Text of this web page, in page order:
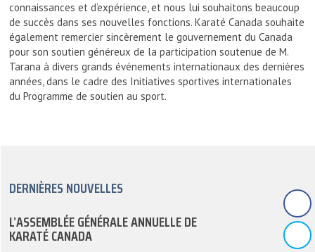
connaissances et d’expérience, et nous lui souhaitons beaucoup
de succès dans ses nouvelles fonctions. Karaté Canada souhaite
également remercier sincèrement le gouvernement du Canada
pour son soutien généreux de la participation soutenue de M.
Tarana à divers grands événements internationaux des dernières
années, dans le cadre des Initiatives sportives internationales
du Programme de soutien au sport.
DERNIÈRES NOUVELLES
L’ASSEMBLÉE GÉNÉRALE ANNUELLE DE
KARATÉ CANADA